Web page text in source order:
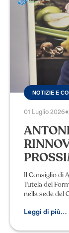
NOTIZIE E
01 Luglio 2026•
Il Consiglio di
Tutela del
nella sede del
Leggi di più…